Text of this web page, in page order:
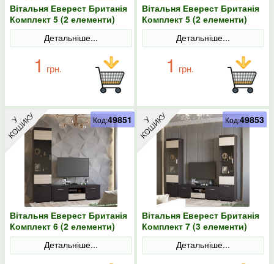
Вітальня Еверест Британія
Комплект 5 (2 елементи)
венге/дуб молочний
Детальніше...
1 грн.
Вітальня Еверест Британія
Комплект 5 (2 елементи)
сонома/трюфель
Детальніше...
1 грн.
Вітальня Еверест Британія
Комплект 6 (2 елементи)
венге/дуб молочний
Детальніше...
Код:49851
Вітальня Еверест Британія
Комплект 7 (3 елементи)
венге/дуб молочний
Детальніше...
Код:49853